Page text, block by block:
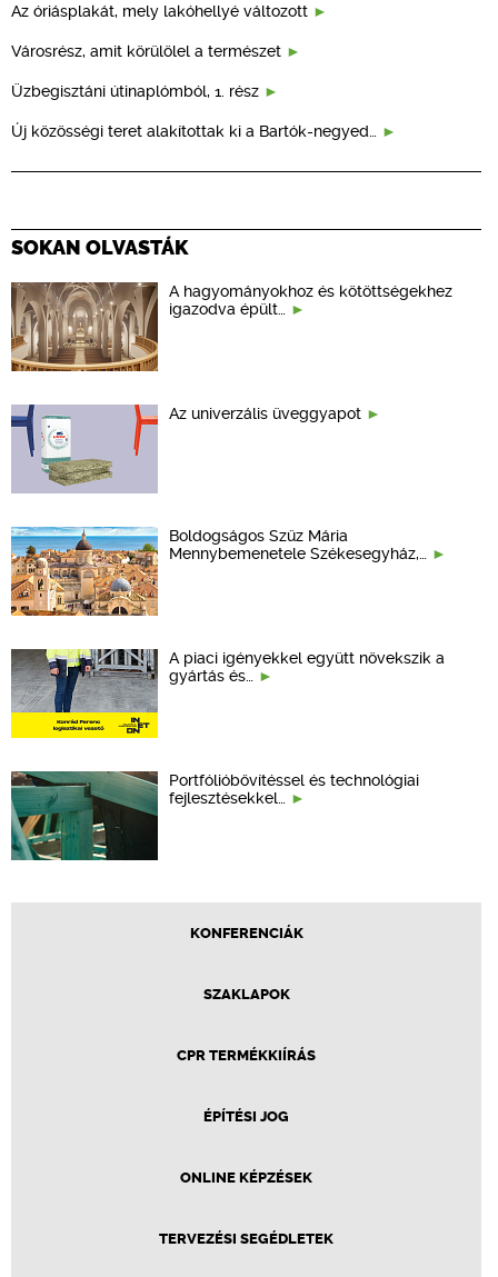
Az óriásplakát, mely lakóhellyé változott
Városrész, amit körülölel a természet
Üzbegisztáni útinaplómból, 1. rész
Új közösségi teret alakítottak ki a Bartók-negyed…
SOKAN OLVASTÁK
A hagyományokhoz és kötöttségekhez
igazodva épült…
Az univerzális üveggyapot
Boldogságos Szűz Mária
Mennybemenetele Székesegyház,…
A piaci igényekkel együtt növekszik a
gyártás és…
Portfólióbővítéssel és technológiai
fejlesztésekkel…
KONFERENCIÁK
SZAKLAPOK
CPR TERMÉKKIÍRÁS
ÉPÍTÉSI JOG
ONLINE KÉPZÉSEK
TERVEZÉSI SEGÉDLETEK